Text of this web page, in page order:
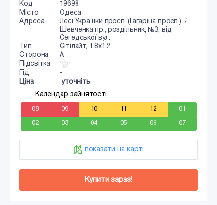
Код
19698
Місто
Одеса
Адреса
Лесі Українки просп. (Гагаріна просп.). /
Шевченка пр., роздільник, №3, від
Сегедської вул.
Тип
Сiтiлайт, 1.8x1.2
Сторона
A
Підсвітка
Гід
-
Ціна
уточніть
Календар зайнятості
08 09 10 11 12 01
02 03 04 05 06 07
показати на карті
Купити зараз!